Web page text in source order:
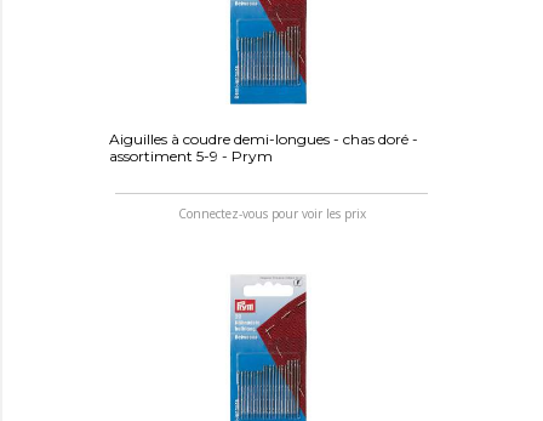
Aiguilles à coudre demi-longues - chas doré -
assortiment 5-9 - Prym
Connectez-vous pour voir les prix